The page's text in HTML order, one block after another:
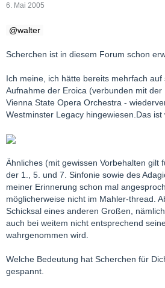
6. Mai 2005
walter
Scherchen ist in diesem Forum schon
Ich meine, ich hätte bereits mehrfach
Aufnahme der Eroica (verbunden mit der
Vienna State Opera Orchestra -
Westminster Legacy hingewiesen.Das ist
Ähnliches (mit gewissen Vorbehalten gilt
der 1., 5. und 7. Sinfonie sowie des
meiner Erinnerung schon mal
möglicherweise nicht im Mahler-thread.
Schicksal eines anderen Großen,
auch bei weitem nicht entsprechend
wahrgenommen wird.
Welche Bedeutung hat Scherchen für
gespannt.